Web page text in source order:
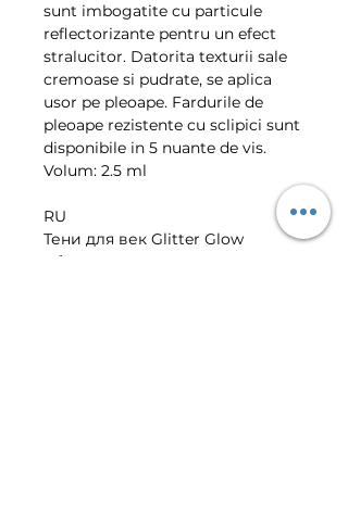
sunt imbogatite cu particule
reflectorizante pentru un efect
stralucitor. Datorita texturii sale
cremoase si pudrate, se aplica
usor pe pleoape. Fardurile de
pleoape rezistente cu sclipici sunt
disponibile in 5 nuante de vis.
Volum: 2.5 ml
RU
Тени для век Glitter Glow
обогащены отражающими